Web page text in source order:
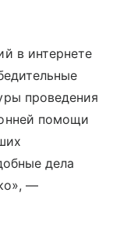
в интернете
проведения
помощи
дела
—